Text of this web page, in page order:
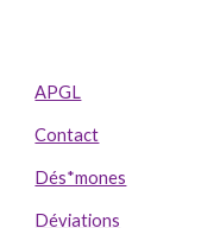
APGL
Contact
Dés*mones
Déviations